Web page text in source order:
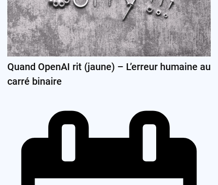
Quand OpenAI rit (jaune) – L’erreur humaine au
carré binaire